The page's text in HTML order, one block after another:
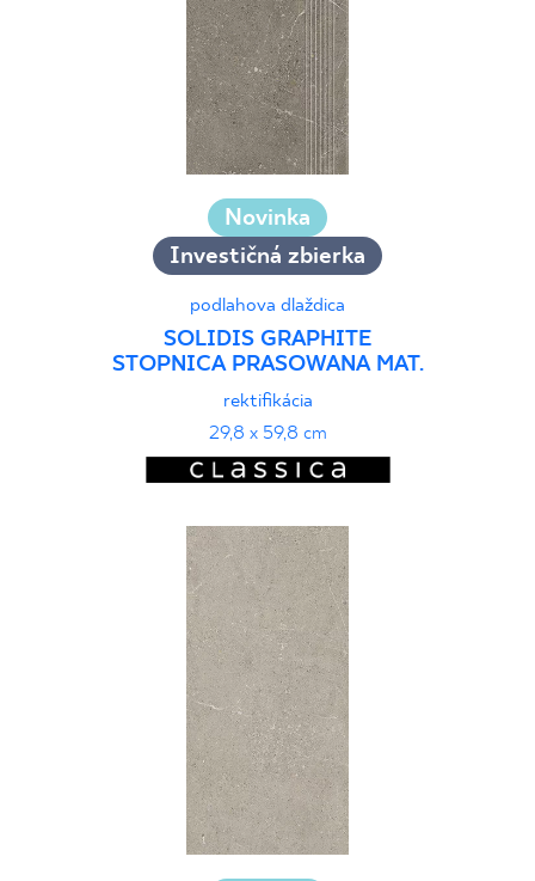
Novinka
Investičná zbierka
podlahova dlaždica
SOLIDIS GRAPHITE
STOPNICA PRASOWANA MAT.
rektifikácia
29,8 x 59,8 cm